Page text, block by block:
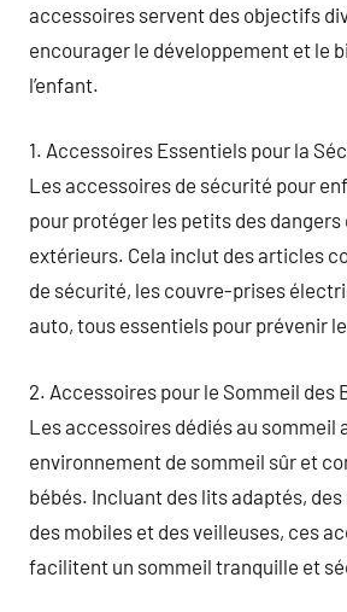
accessoires servent des objectifs
encourager le développement et le
l’enfant.
1. Accessoires Essentiels pour la
Les accessoires de sécurité pour
pour protéger les petits des
extérieurs. Cela inclut des articles
de sécurité, les couvre-prises
auto, tous essentiels pour prévenir
2. Accessoires pour le Sommeil des
Les accessoires dédiés au sommeil
environnement de sommeil sûr et
bébés. Incluant des lits adaptés,
des mobiles et des veilleuses, ces
facilitent un sommeil tranquille et